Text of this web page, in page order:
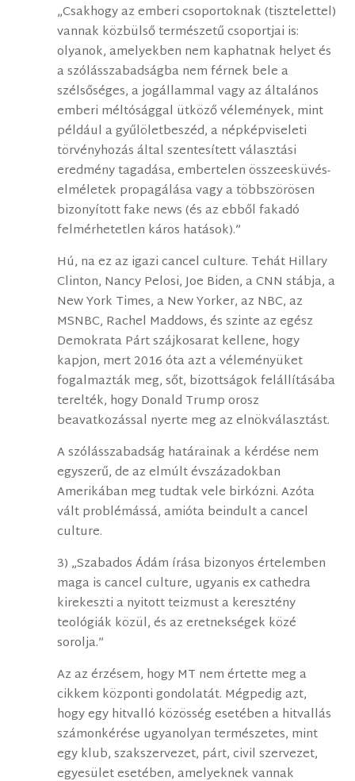
„Csakhogy az emberi csoportoknak (tisztelettel)
vannak közbülső természetű csoportjai is:
olyanok, amelyekben nem kaphatnak helyet és
a szólásszabadságba nem férnek bele a
szélsőséges, a jogállammal vagy az általános
emberi méltósággal ütköző vélemények, mint
például a gyűlöletbeszéd, a népképviseleti
törvényhozás által szentesített választási
eredmény tagadása, embertelen összeesküvés-
elméletek propagálása vagy a többszörösen
bizonyított fake news (és az ebből fakadó
felmérhetetlen káros hatások).”
Hú, na ez az igazi cancel culture. Tehát Hillary
Clinton, Nancy Pelosi, Joe Biden, a CNN stábja, a
New York Times, a New Yorker, az NBC, az
MSNBC, Rachel Maddows, és szinte az egész
Demokrata Párt szájkosarat kellene, hogy
kapjon, mert 2016 óta azt a véleményüket
fogalmazták meg, sőt, bizottságok felállításába
terelték, hogy Donald Trump orosz
beavatkozással nyerte meg az elnökválasztást.
A szólásszabadság határainak a kérdése nem
egyszerű, de az elmúlt évszázadokban
Amerikában meg tudtak vele birkózni. Azóta
vált problémássá, amióta beindult a cancel
culture.
3) „Szabados Ádám írása bizonyos értelemben
maga is cancel culture, ugyanis ex cathedra
kirekeszti a nyitott teizmust a keresztény
teológiák közül, és az eretnekségek közé
sorolja.”
Az az érzésem, hogy MT nem értette meg a
cikkem központi gondolatát. Mégpedig azt,
hogy egy hitvalló közösség esetében a hitvallás
számonkérése ugyanolyan természetes, mint
egy klub, szakszervezet, párt, civil szervezet,
egyesület esetében, amelyeknek vannak